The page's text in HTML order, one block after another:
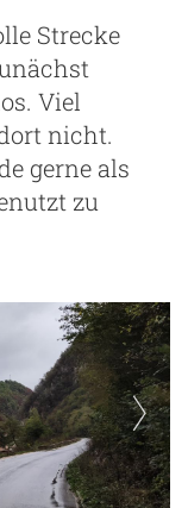
Strecke
Viel
nicht.
gerne als
zu